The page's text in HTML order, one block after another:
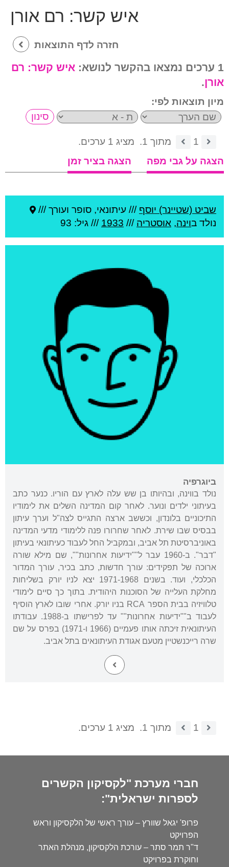
איש קשר: רם אורן
חזרה לדף התוצאות
1 ערכים נמצאו בהקשר לנושא: איש קשר: רם
אורן.
מיון תוצאות לפי:
1 מתוך 1.
מציג 1 ערכים.
הצגה על גבי מפה
הצגה בציר זמן
שביט (שטיינר) יוסף /// עיתונאי, סופר ועורך ///
נולד בוינה, אוסטריה ///
1933 /// גיל: 93
ביוגרפיה
נולד בווינה, ובהיותו בן שש עלה לארץ עם הוריו. כנער כתב
בעיתוני ילדים ונוער. לאחר קום המדינה השלים את לימודיו
התיכוניים בלונדון, וכששב ארצה התגייס לצה"ל וערך עיתון
בבסיס שבו שירת. לאחר שחרורו פנה ללימודי מדעי המדינה
באוניברסיטת תל אביב, ובמקביל החל לעבוד כעיתונאי בעיתון
"דבר". ב-1960 עבר ל""ידיעות אחרונות"", שם מילא שורה
ארוכה של תפקידים: עורך חדשות, כתב בכיר, עורך המדור
הכלכלי, ועוד. בשנים 1971-1968 יצא לניו יורק בשליחות
מחלקת העלייה של הסוכנות היהודית. בתוך כך סיים לימודי
טלוויזיה בבית הספר RCA בניו יורק. אחרי שובו לארץ הוסיף
לעבוד ב""ידיעות אחרונות"" עד לפרישתו ב-1988. עבודתו
העיתונאית זיכתה אותו פעמיים (1966 ו-1971) בפרס על שם
שרה רייכנשטיין מטעם אגודת העיתונאים בתל אביב.
1 מתוך 1. מציג 1 ערכים.
חברי מערכת "לקסיקון הקשרים
לספרות ישראלית":
פרופ' יגאל שוורץ – עורך ראשי של הלקסיקון וראש
הפרויקט
ד"ר תמר סתר – עורכת הלקסיקון, מנהלת האתר
וחוקרת בפרויקט